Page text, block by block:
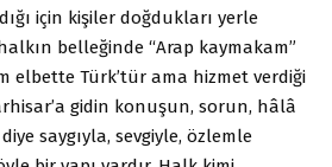
için kişiler doğdukları yerle
belleğinde “Arap kaymakam”
elbette Türk’tür ama hizmet verdiği
gidin konuşun, sorun, hâlâ
saygıyla, sevgiyle, özlemle